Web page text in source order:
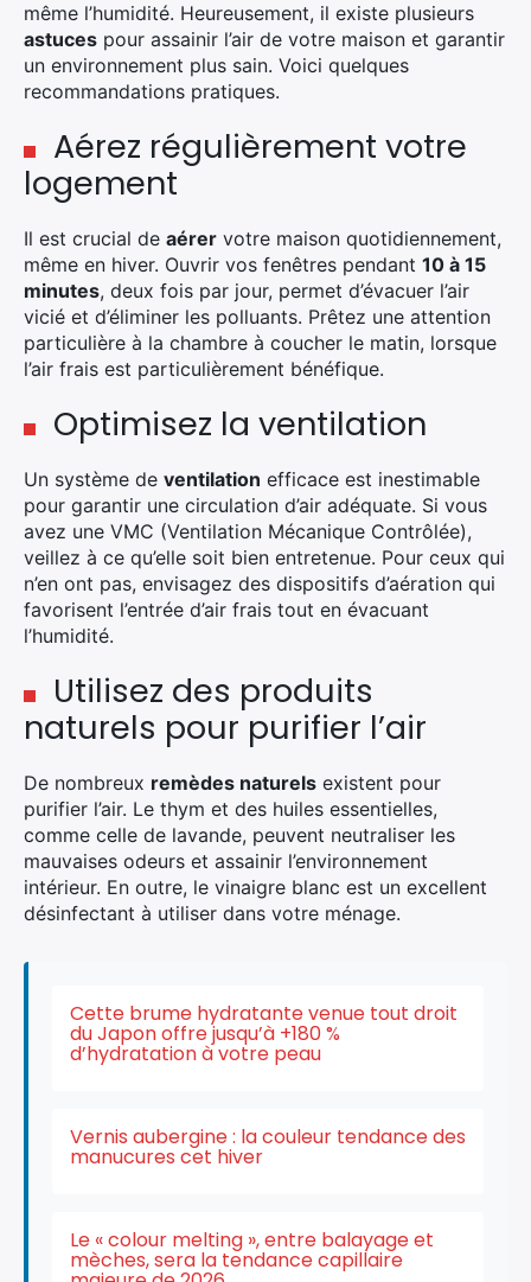
même l’humidité. Heureusement, il existe plusieurs
astuces pour assainir l’air de votre maison et garantir
un environnement plus sain. Voici quelques
recommandations pratiques.
Aérez régulièrement votre
logement
Il est crucial de aérer votre maison quotidiennement,
même en hiver. Ouvrir vos fenêtres pendant 10 à 15
minutes, deux fois par jour, permet d’évacuer l’air
vicié et d’éliminer les polluants. Prêtez une attention
particulière à la chambre à coucher le matin, lorsque
l’air frais est particulièrement bénéfique.
Optimisez la ventilation
Un système de ventilation efficace est inestimable
pour garantir une circulation d’air adéquate. Si vous
avez une VMC (Ventilation Mécanique Contrôlée),
veillez à ce qu’elle soit bien entretenue. Pour ceux qui
n’en ont pas, envisagez des dispositifs d’aération qui
favorisent l’entrée d’air frais tout en évacuant
l’humidité.
Utilisez des produits
naturels pour purifier l’air
De nombreux remèdes naturels existent pour
purifier l’air. Le thym et des huiles essentielles,
comme celle de lavande, peuvent neutraliser les
mauvaises odeurs et assainir l’environnement
intérieur. En outre, le vinaigre blanc est un excellent
désinfectant à utiliser dans votre ménage.
Cette brume hydratante venue tout droit
du Japon offre jusqu’à +180 %
d’hydratation à votre peau
Vernis aubergine : la couleur tendance des
manucures cet hiver
Le « colour melting », entre balayage et
mèches, sera la tendance capillaire